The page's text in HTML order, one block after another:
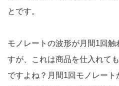
とです。
モノレートの波形が月間1回
すが、これは商品を仕入れて
ですよね？月間1回モノレー